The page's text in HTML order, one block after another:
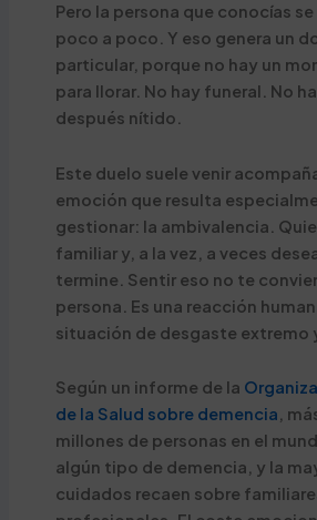
Pero la persona que conocías
poco a poco. Y eso genera un
particular, porque no hay un
para llorar. No hay funeral. No
después nítido.
Este duelo suele venir
emoción que resulta
gestionar: la ambivalencia.
familiar y, a la vez, a veces
termine. Sentir eso no te
persona. Es una reacción
situación de desgaste extremo
Según un informe de la
de la Salud sobre demencia ,
millones de personas en el
algún tipo de demencia, y la
cuidados recaen sobre